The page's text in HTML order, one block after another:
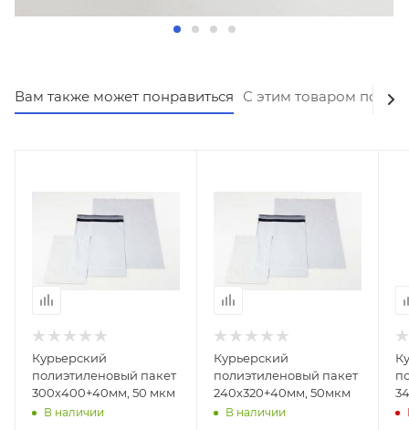
Вам также может понравиться С этим товаром
Курьерский
полиэтиленовый пакет
300х400+40мм, 50 мкм
В наличии
Курьерский
полиэтиленовый пакет
240х320+40мм, 50мкм
В наличии